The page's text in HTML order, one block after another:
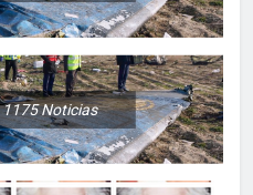
1175Noticias